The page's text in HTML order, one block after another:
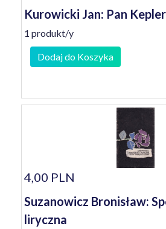
Kurowicki Jan: Pan
1 produkt/y
Dodaj do Koszyka
4,00 PLN
Suzanowicz Bronisław:
liryczna